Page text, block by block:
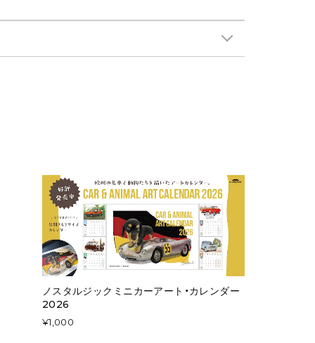
ノスタルジックミニカーアート・カレンダー
2026
¥1,000